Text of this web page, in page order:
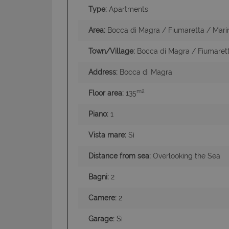
Type: Apartments
Area: Bocca di Magra / Fiumaretta /
Town/Village: Bocca di Magra /
Address: Bocca di Magra
Floor area: 135m2
Piano: 1
Vista mare: Si
Distance from sea: Overlooking the Sea
Bagni: 2
Camere: 2
Garage: Si